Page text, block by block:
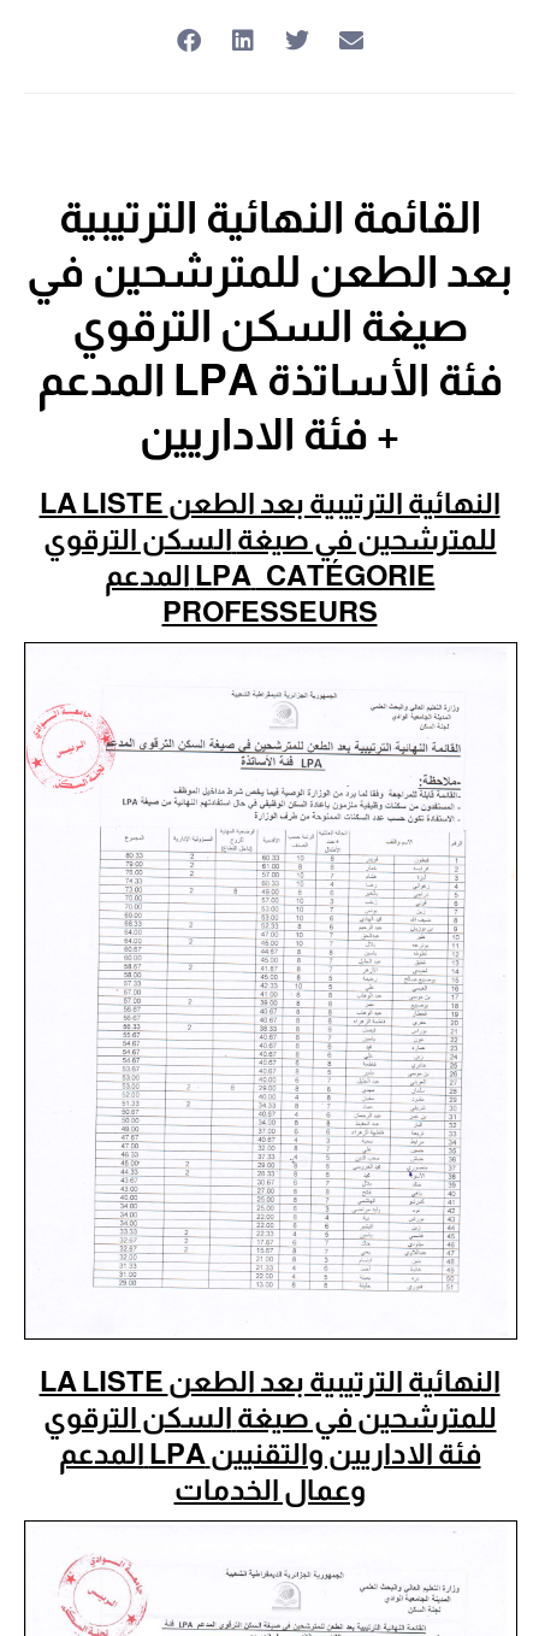
القائمة النهائية الترتيبية
بعد الطعن للمترشحين في
صيغة السكن الترقوي
المدعم LPA فئة الأساتذة
+ فئة الاداريين
LA LISTE النهائية الترتيبية بعد الطعن
للمترشحين في صيغة السكن الترقوي
LPA CATÉGORIE
PROFESSEURS
LA LISTE النهائية الترتيبية بعد الطعن
للمترشحين في صيغة السكن الترقوي
LPA
وعمال الخدمات